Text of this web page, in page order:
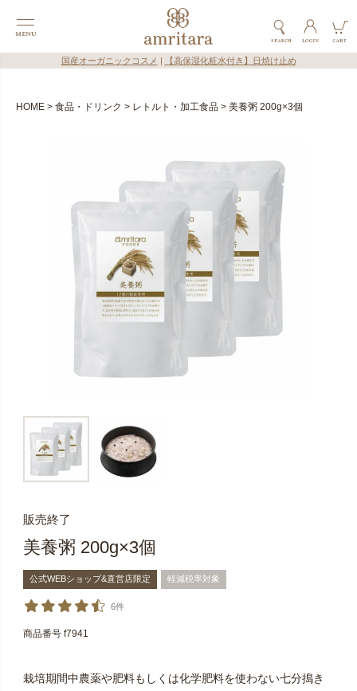
国産オーガニックコスメ 【高保湿化粧水付き】日焼け止め
HOME 食品・ドリンク レトルト・加工食品 美養粥 200g×3個
販売終了
美養粥 200g×3個
公式WEBショップ&直営店限定 軽減税率対象
6件
商品番号 f7941
栽培期間中農薬や肥料もしくは化学肥料を使わない七分搗き